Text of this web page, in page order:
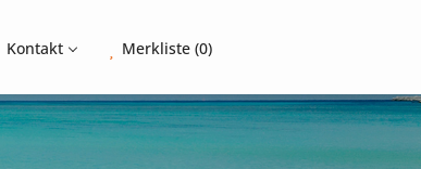
Kontakt Merkliste (0)